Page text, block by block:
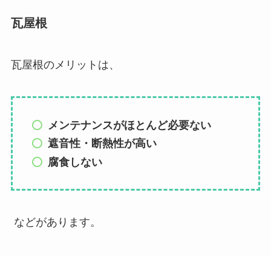
瓦屋根
瓦屋根のメリットは、
メンテナンスがほとんど必要ない
遮音性・断熱性が高い
腐食しない
などがあります。